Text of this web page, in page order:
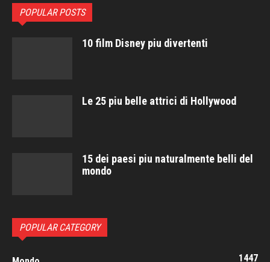
POPULAR POSTS
10 film Disney piu divertenti
Le 25 piu belle attrici di Hollywood
15 dei paesi piu naturalmente belli del
mondo
POPULAR CATEGORY
1447